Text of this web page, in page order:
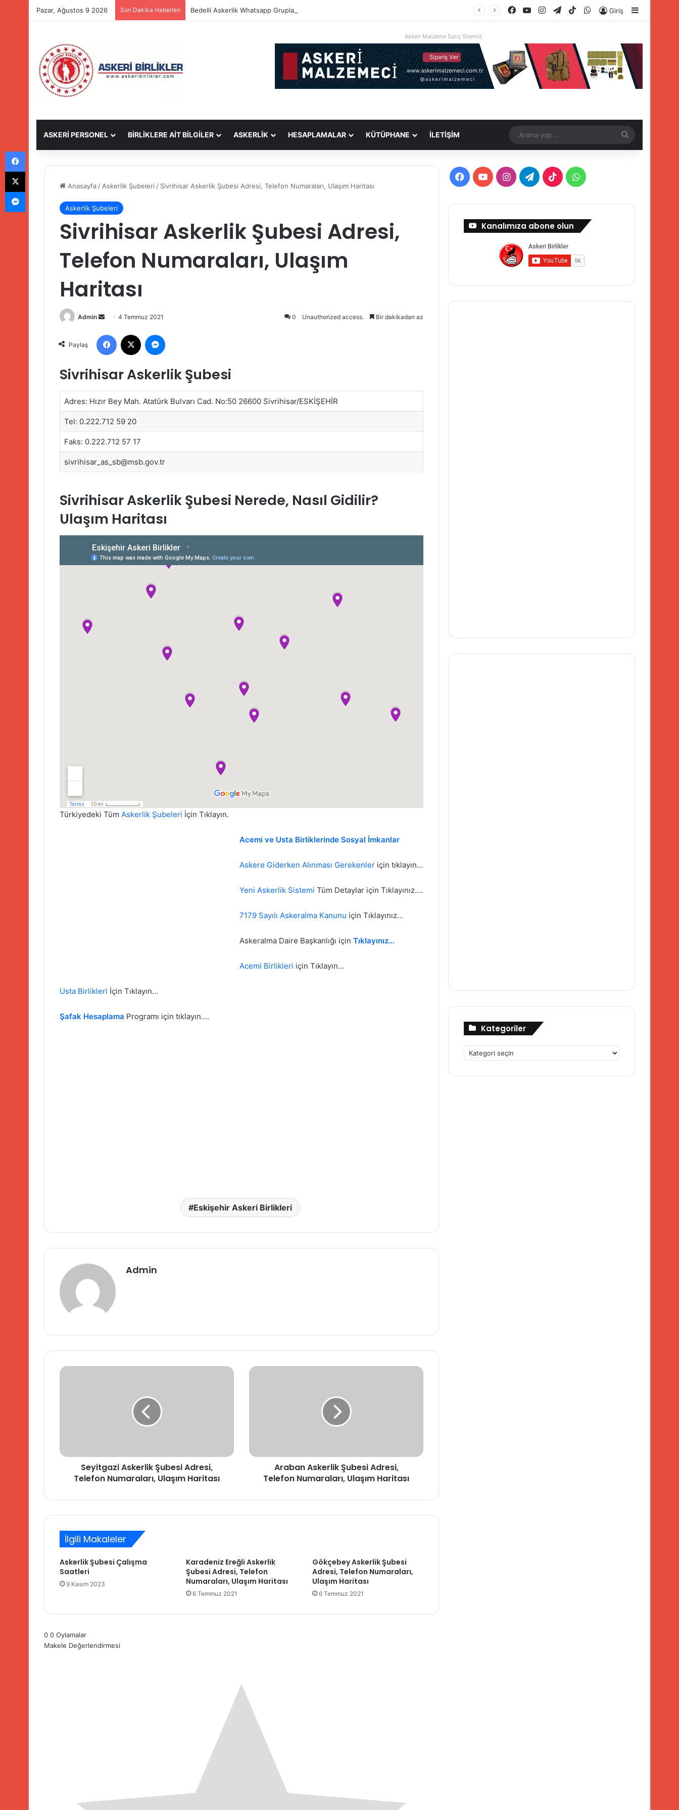
Pazar, Ağustos 9 2026 Son Dakika Haberleri Bedelli Askerlik Whatsapp Grupları Facebook
YouTubeInstagram
TelegramTikTokWhatsApp
Giriş Kenar
Askeri Malzeme Satış Sitemiz
ASKERİ PERSONEL BİRLİKLERE AİT BİLGİLER ASKERLİK HESAPLAMALAR KÜTÜPHANE İLETİŞİM
yap
Anasayfa / Askerlik Şubeleri / Sivrihisar Askerlik Şubesi Adresi, Telefon Numaraları, Ulaşım Haritası
Askerlik Şubeleri
Sivrihisar Askerlik Şubesi Adresi,
Telefon Numaraları, Ulaşım
Haritası
Admin
Bir
posta
göndermek
4 Temmuz 2021 0 Unauthorized access. Bir dakikadan az
Paylaş
Facebook
Sivrihisar Askerlik Şubesi
Adres: Hızır Bey Mah. Atatürk Bulvarı Cad. No:50 26600 Sivrihisar/ESKİŞEHİR
Tel: 0.222.712 59 20
Faks: 0.222.712 57 17
sivrihisar_as_sb@msb.gov.tr
Sivrihisar Askerlik Şubesi Nerede, Nasıl Gidilir?
Ulaşım Haritası
Türkiyedeki Tüm Askerlik Şubeleri İçin Tıklayın.
Acemi ve Usta Birliklerinde Sosyal İmkanlar
Askere Giderken Alınması Gerekenler için tıklayın…
Yeni Askerlik Sistemi Tüm Detaylar için Tıklayınız….
7179 Sayılı Askeralma Kanunu için Tıklayınız…
Askeralma Daire Başkanlığı için Tıklayınız…
Acemi Birlikleri için Tıklayın…
Usta Birlikleri İçin Tıklayın…
Şafak Hesaplama Programı için tıklayın….
Eskişehir Askeri Birlikleri
Admin
Seyitgazi
Seyitgazi Askerlik Şubesi Adresi,
Telefon Numaraları, Ulaşım Haritası
Araban
Araban Askerlik Şubesi Adresi,
Telefon Numaraları, Ulaşım Haritası
İlgili Makaleler
Askerlik Şubesi Çalışma
Saatleri
9 Kasım 2023
Karadeniz Ereğli Askerlik
Şubesi Adresi, Telefon
Numaraları, Ulaşım Haritası
6 Temmuz 2021
Gökçebey Askerlik Şubesi
Adresi, Telefon Numaraları,
Ulaşım Haritası
6 Temmuz 2021
0 0 Oylamalar
Makele Değerlendirmesi
Facebook
YouTubeInstagramTelegramTikTokWhatsApp
Kanalımıza abone olun
Kategoriler
Kategoriler
Facebook
X
Messenger